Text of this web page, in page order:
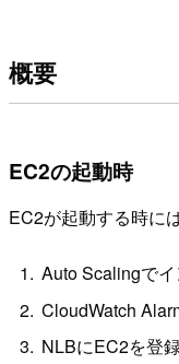
概要
EC2の起動時
EC2が起動する時に
Auto Scalingで
CloudWatch
NLBにEC2を登